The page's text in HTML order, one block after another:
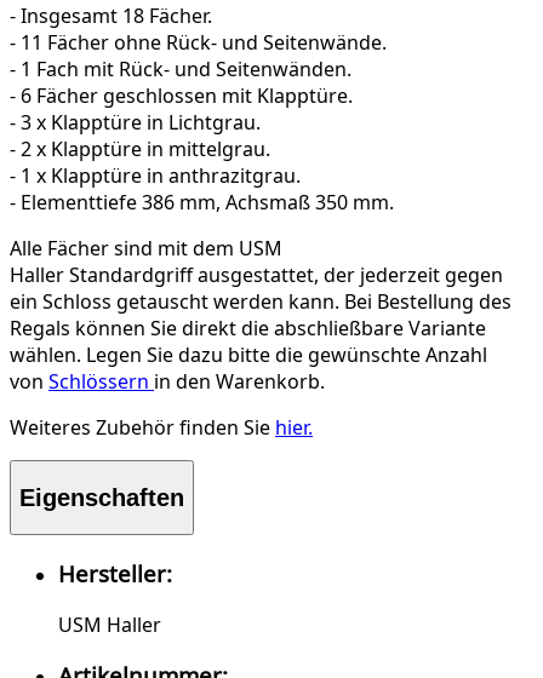
- Insgesamt 18 Fächer.
- 11 Fächer ohne Rück- und Seitenwände.
- 1 Fach mit Rück- und Seitenwänden.
- 6 Fächer geschlossen mit Klapptüre.
- 3 x Klapptüre in Lichtgrau.
- 2 x Klapptüre in mittelgrau.
- 1 x Klapptüre in anthrazitgrau.
- Elementtiefe 386 mm, Achsmaß 350 mm.
Alle Fächer sind mit dem USM
Haller Standardgriff ausgestattet, der jederzeit gegen
ein Schloss getauscht werden kann. Bei Bestellung des
Regals können Sie direkt die abschließbare Variante
wählen. Legen Sie dazu bitte die gewünschte Anzahl
von Schlössern in den Warenkorb.
Weiteres Zubehör finden Sie hier.
Eigenschaften
Hersteller:
USM Haller